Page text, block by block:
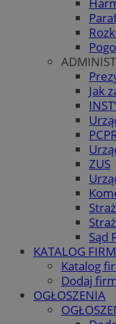
Jak
ZUS
Sąd
KATALOG FIRM
Katalog
Dodaj
OGŁOSZENIA